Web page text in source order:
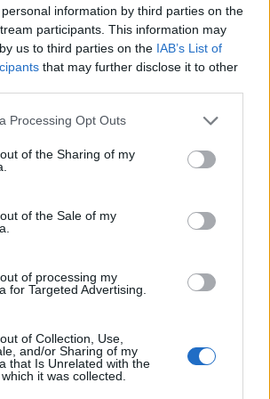
information by third parties on the
participants. This information may
us to third parties on the IAB’s List of
that may further disclose it to other
Processing Opt Outs
of the Sharing of my
of the Sale of my
of processing my
for Targeted Advertising.
of Collection, Use,
and/or Sharing of my
that Is Unrelated with the
it was collected.